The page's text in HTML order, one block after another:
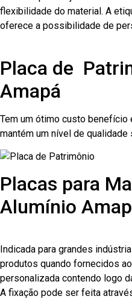
flexibilidade do material. A
oferece a possibilidade de
Placa de
Amapá
Tem um ótimo custo
mantém um nível de qualidade
Placas para
Alumínio
Indicada para grandes
produtos quando fornecidos
personalizada contendo logo
A fixação pode ser feita